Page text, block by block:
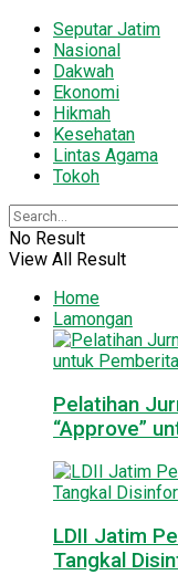
Seputar Jatim
Nasional
Dakwah
Ekonomi
Hikmah
Kesehatan
Lintas Agama
Tokoh
No Result
View All Result
Home
Lamongan
Pelatihan
“Approve”
LDII Jatim
Tangkal